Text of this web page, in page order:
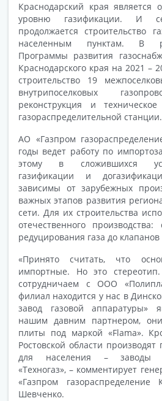
Краснодарский края
уровню газификации. И
продолжается строительство
населенным пунктам. В
Программы развития
Краснодарского края на 2021 –
строительство 19
внутрипоселковых
реконструкция и
газораспределительной станции.
АО «Газпром
годы ведет работу по
этому в сложившихся
газификации и
зависимы от зарубежных
важных этапов развития
сети. Для их строительства
отечественного
редуцирования газа до
«Принято считать, что
импортные. Но это
сотрудничаем с ООО
филиал находится у нас в
завод газовой аппаратуры»
нашим давним партнером,
плиты под маркой «Flama».
Ростовской области производят
для населения – заводы
«Техногаз», – комментирует
«Газпром газораспределение
Шевченко.